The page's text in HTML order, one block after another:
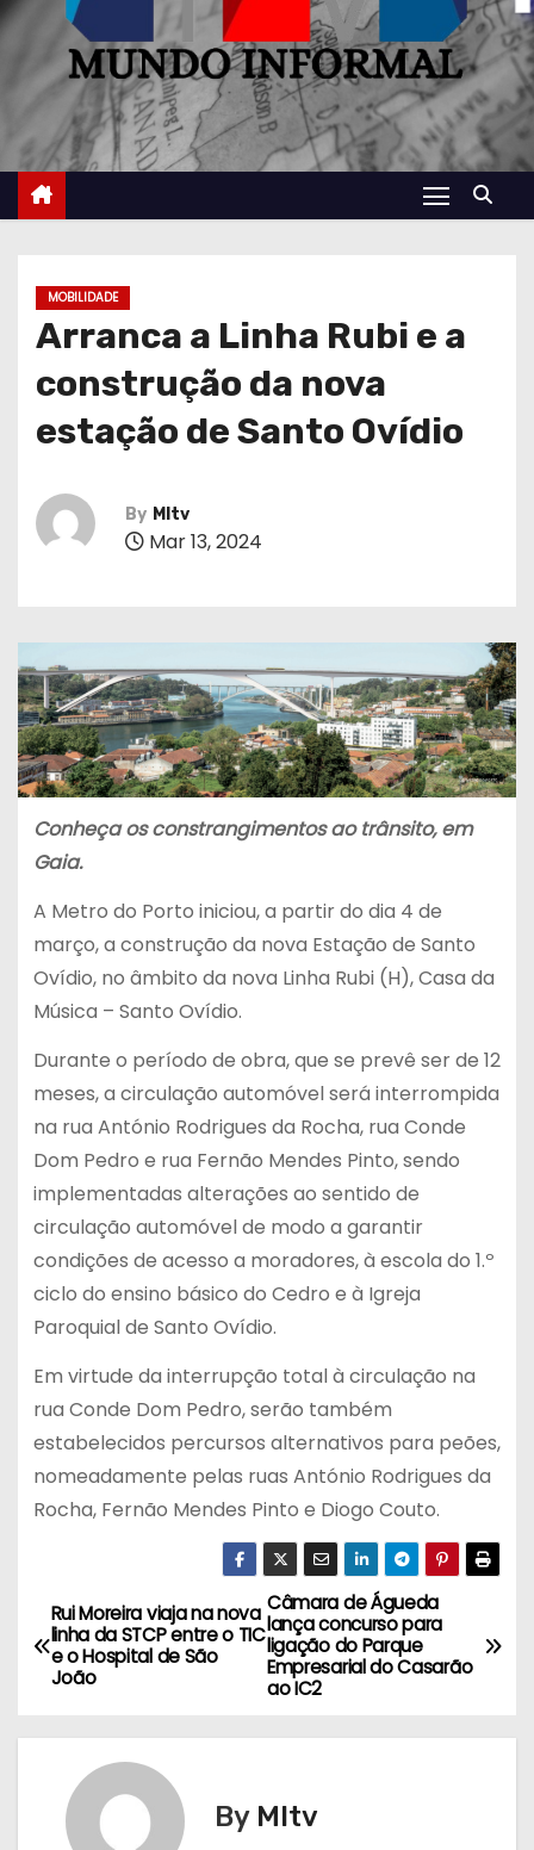
MOBILIDADE
Arranca a Linha Rubi e a
construção da nova
estação de Santo Ovídio
By MItv
Mar 13, 2024
Conheça os constrangimentos ao trânsito, em
Gaia.
A Metro do Porto iniciou, a partir do dia 4 de
março, a construção da nova Estação de Santo
Ovídio, no âmbito da nova Linha Rubi (H), Casa da
Música – Santo Ovídio.
Durante o período de obra, que se prevê ser de 12
meses, a circulação automóvel será interrompida
na rua António Rodrigues da Rocha, rua Conde
Dom Pedro e rua Fernão Mendes Pinto, sendo
implementadas alterações ao sentido de
circulação automóvel de modo a garantir
condições de acesso a moradores, à escola do 1.º
ciclo do ensino básico do Cedro e à Igreja
Paroquial de Santo Ovídio.
Em virtude da interrupção total à circulação na
rua Conde Dom Pedro, serão também
estabelecidos percursos alternativos para peões,
nomeadamente pelas ruas António Rodrigues da
Rocha, Fernão Mendes Pinto e Diogo Couto.
N
a
Câmara de Águeda
lança concurso para
ligação do Parque
Empresarial do Casarão
ao IC2
Rui Moreira viaja na nova
linha da STCP entre o TIC
e o Hospital de São
João
By MItv